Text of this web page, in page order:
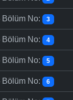
Bölüm No: 3
Bölüm No: 4
Bölüm No: 5
Bölüm No: 6